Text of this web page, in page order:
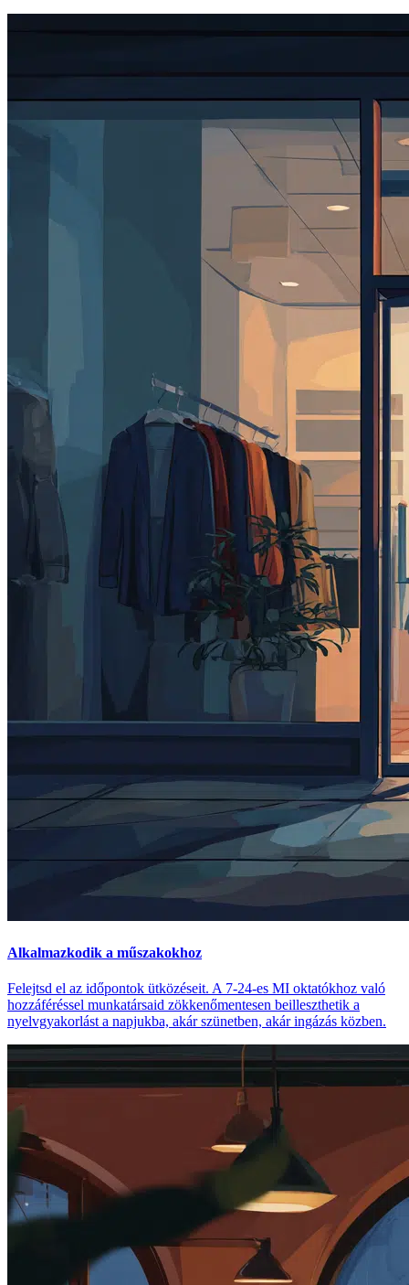
Alkalmazkodik a műszakokhoz
Felejtsd el az időpontok ütközéseit. A 7-24-es MI oktatókhoz való
hozzáféréssel munkatársaid zökkenőmentesen beilleszthetik a
nyelvgyakorlást a napjukba, akár szünetben, akár ingázás közben.